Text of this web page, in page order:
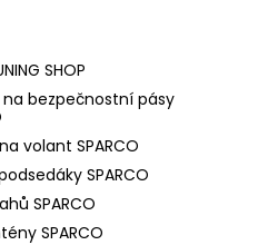
SHOP
na bezpečnostní pásy
volant SPARCO
SPARCO
SPARCO
SPARCO